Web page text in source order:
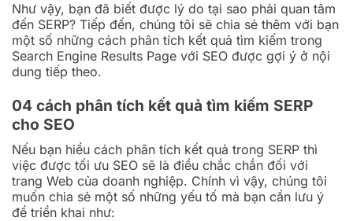
Như vậy, bạn đã biết được lý do tại sao phải quan tâm
đến SERP? Tiếp đến, chúng tôi sẽ chia sẻ thêm với bạn
một số những cách phân tích kết quả tìm kiếm trong
Search Engine Results Page với SEO được gợi ý ở nội
dung tiếp theo.
04 cách phân tích kết quả tìm kiếm SERP
cho SEO
Nếu bạn hiểu cách phân tích kết quả trong SERP thì
việc được tối ưu SEO sẽ là điều chắc chắn đối với
trang Web của doanh nghiệp. Chính vì vậy, chúng tôi
muốn chia sẻ một số những yếu tố mà bạn cần lưu ý
để triển khai như: